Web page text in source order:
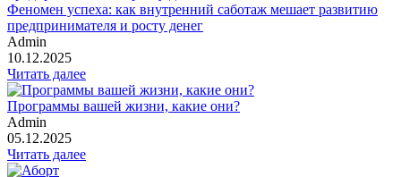
Феномен успеха: как внутренний саботаж мешает развитию
предпринимателя и росту денег
Admin
10.12.2025
Читать далее
Программы вашей жизни, какие они?
Admin
05.12.2025
Читать далее